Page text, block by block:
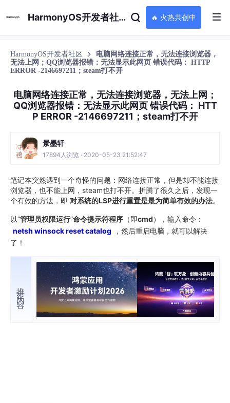
HarmonyOS开发者社区 🔥 火热共创中
HarmonyOS开发者社区
电脑网络连接正常，无法连接浏览器，
无法上网；QQ浏览器报错：无法显示此网页 错误代码： HTTP
ERROR -2146697211；steam打不开
电脑网络连接正常，无法连接浏览器，无法上网；
QQ浏览器报错：无法显示此网页 错误代码： HTT
P ERROR -2146697211；steam打不开
景墨轩
17894人浏览 · 2020-05-23 21:52:47
笔记本突然遇到一个奇怪的问题：网络连接正常，但是却不能连接
浏览器，也不能上网，steam也打不开。折腾了很久之后，发现一
个有效的方法，即 对系统的LSP进行重置是最为简单有效的办法。
以“管理员权限运行”命令提示符程序 （即cmd），输入命令：
netsh winsock reset catalog
，然后重启电脑，就可以解决
了！
推荐内容